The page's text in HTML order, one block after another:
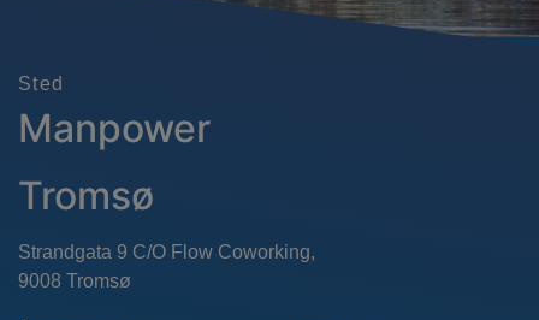
Sted
Manpower
Tromsø
Strandgata 9 C/O Flow Coworking,